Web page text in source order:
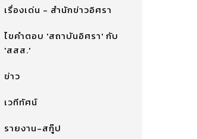
เรื่องเด่น - สำนักข่าวอิศรา
ไขคำตอบ 'สถาบันอิศรา' กับ
'สสส.'
ข่าว
เวทีทัศน์
รายงาน-สกู๊ป